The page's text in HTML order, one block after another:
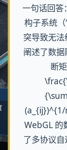
一句话回答
构子系统（
突导致无
阐述了数据
断
(a_{ij})^{1/
WebGL 的
了多协议